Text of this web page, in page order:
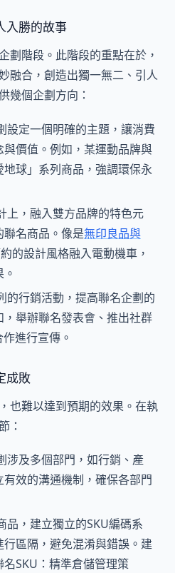
入勝的故事
劃階段。此階段的重點在於，
融合，創造出獨一無二、引人
幾個企劃方向：
設定一個明確的主題，讓消費
價值。例如，某運動品牌與
球」系列商品，強調環保永
上，融入雙方品牌的特色元
名商品。像是無印良品與
約的設計風格融入電動機車，
的行銷活動，提高聯名企劃的
舉辦聯名發表會、推出社群
進行宣傳。
成敗
也難以達到預期的效果。在執
：
涉及多個部門，如行銷、產
效的溝通機制，確保各部門
品，建立獨立的SKU編碼系
區隔，避免混淆與錯誤。建
SKU：精準倉儲管理策